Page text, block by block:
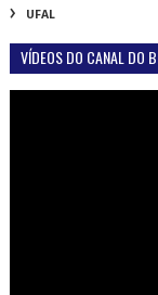
UFAL
VÍDEOS DO CANAL DO